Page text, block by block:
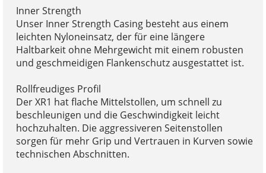
Inner Strength
Unser Inner Strength Casing besteht aus einem
leichten Nyloneinsatz, der für eine längere
Haltbarkeit ohne Mehrgewicht mit einem robusten
und geschmeidigen Flankenschutz ausgestattet ist.
Rollfreudiges Profil
Der XR1 hat flache Mittelstollen, um schnell zu
beschleunigen und die Geschwindigkeit leicht
hochzuhalten. Die aggressiveren Seitenstollen
sorgen für mehr Grip und Vertrauen in Kurven sowie
technischen Abschnitten.